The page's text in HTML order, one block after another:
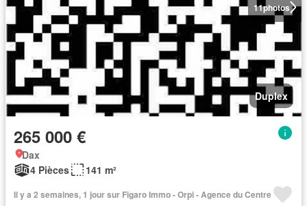
11photos
Duplex
265 000 €
Dax
4 Pièces
141 m²
Il y a 2 semaines, 1 jour sur Figaro Immo - Orpi - Agence du Centre